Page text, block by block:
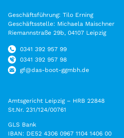
Geschäftsführung: Tilo Erning
Geschäftsstelle: Michaela Maischner
Riemannstraße 29b, 04107 Leipzig
0341 392 957 99
0341 392 957 98
gf@das-boot-ggmbh.de
Amtsgericht Leipzig – HRB 22848
St.Nr. 231/124/00761
GLS Bank
IBAN: DE52 4306 0967 1104 1406 00